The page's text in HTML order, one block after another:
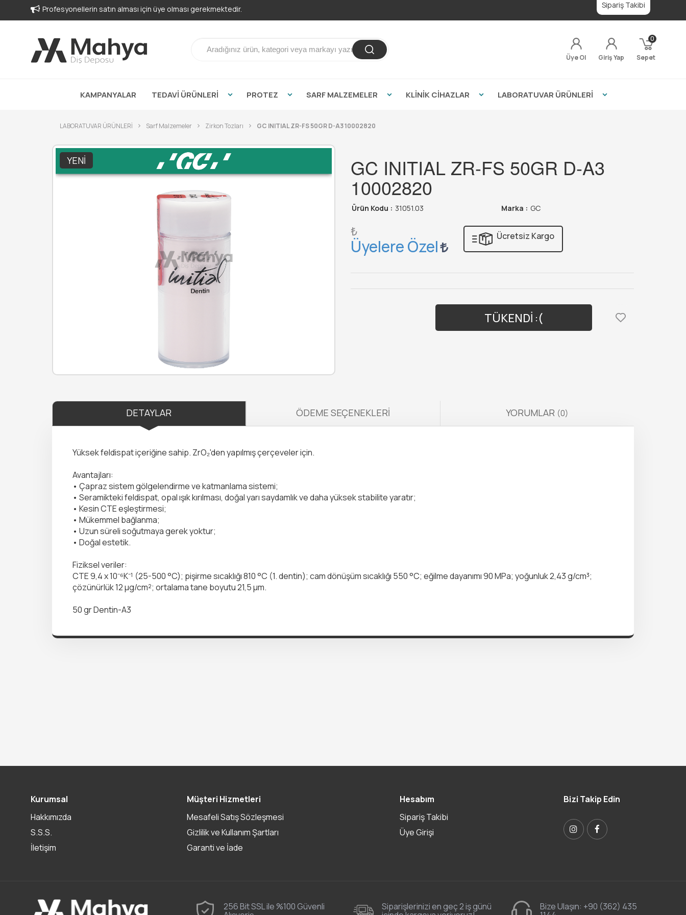
Profesyonellerin satın alması için üye olması gerekmektedir. Sipariş Takibi
Üye Ol Giriş Yap Sepet
0
KAMPANYALAR TEDAVİ ÜRÜNLERİ PROTEZ SARF MALZEMELER KLİNİK CİHAZLAR LABORATUVAR ÜRÜNLERİ
LABORATUVAR ÜRÜNLERİ Sarf Malzemeler Zirkon Tozları GC INITIAL ZR-FS 50GR D-A3 10002820
YENI GC INITIAL ZR-FS 50GR D-A3
10002820
Ürün Kodu : 31051.03 Marka : GC
₺
Üyelere Özel
Ücretsiz Kargo
TÜKENDİ :(
DETAYLAR ÖDEME SEÇENEKLERI YORUMLAR (0)
Yüksek feldispat içeriğine sahip. ZrO₂'den yapılmış çerçeveler için.
Avantajları:
• Çapraz sistem gölgelendirme ve katmanlama sistemi;
• Seramikteki feldispat, opal ışık kırılması, doğal yarı saydamlık ve daha yüksek stabilite yaratır;
• Kesin CTE eşleştirmesi;
• Mükemmel bağlanma;
• Uzun süreli soğutmaya gerek yoktur;
• Doğal estetik.
Fiziksel veriler:
CTE 9,4 x 10⁻⁶K⁻¹ (25-500 °C); pişirme sıcaklığı 810 °C (1. dentin); cam dönüşüm sıcaklığı 550 °C; eğilme dayanımı 90 MPa; yoğunluk 2,43 g/cm³;
çözünürlük 12 µg/cm²; ortalama tane boyutu 21,5 µm.
50 gr Dentin-A3
Kurumsal
Hakkımızda
S.S.S.
İletişim
Müşteri Hizmetleri
Mesafeli Satış Sözleşmesi
Gizlilik ve Kullanım Şartları
Garanti ve İade
Hesabım
Sipariş Takibi
Üye Girişi
Bizi Takip Edin
256 Bit SSL ile %100 Güvenli Siparişlerinizi en geç 2 iş günü Bize Ulaşın: +90 (362) 435